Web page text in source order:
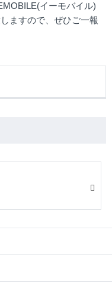
イーモバイル)
ますので、ぜひご一報